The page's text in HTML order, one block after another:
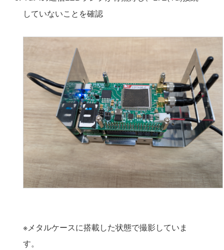
していないことを確認
※メタルケースに搭載した状態で撮影していま
す。